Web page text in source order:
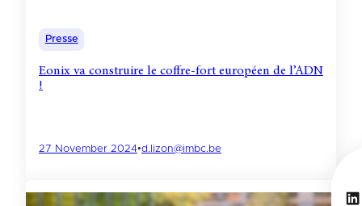
Presse
Eonix va construire le coffre-fort européen de l’ADN
!
27 November 2024•d.lizon@imbc.be